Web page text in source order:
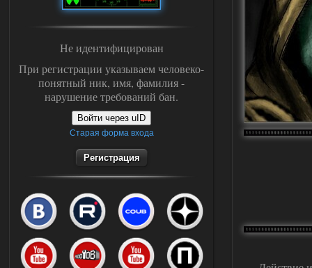
Не идентифицирован
При регистрации указываем человеко-
понятный ник, имя, фамилия -
нарушение требований бан.
Войти через uID
Старая форма входа
Регистрация